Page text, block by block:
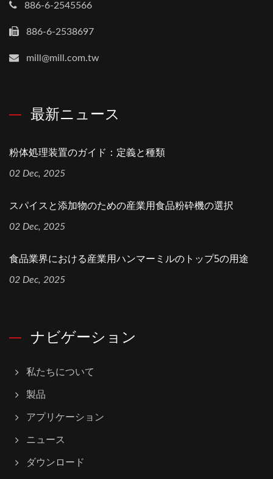
886-6-2545566
886-6-2538697
mill@mill.com.tw
最新ニュース
粉体処理装置のガイド：定義と種類
02 Dec, 2025
スパイスと添加物のための産業用食品粉砕機の選択
02 Dec, 2025
食品業界における産業用ハンマーミルのトップ5の用途
02 Dec, 2025
ナビゲーション
私たちについて
製品
アプリケーション
ニュース
ダウンロード